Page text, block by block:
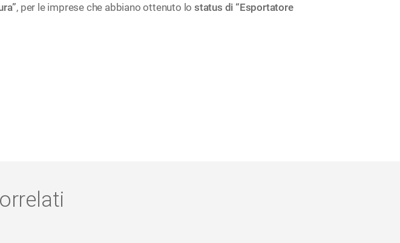
, per le imprese che abbiano ottenuto lo status di “Esportatore